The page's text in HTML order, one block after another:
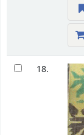
18.